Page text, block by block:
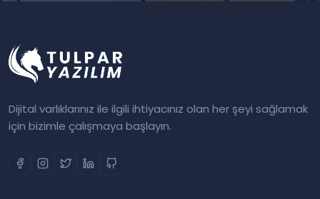
Dijital varlıklarınız ile ilgili ihtiyacınız olan her şeyi sağlamak
için bizimle çalışmaya başlayın.